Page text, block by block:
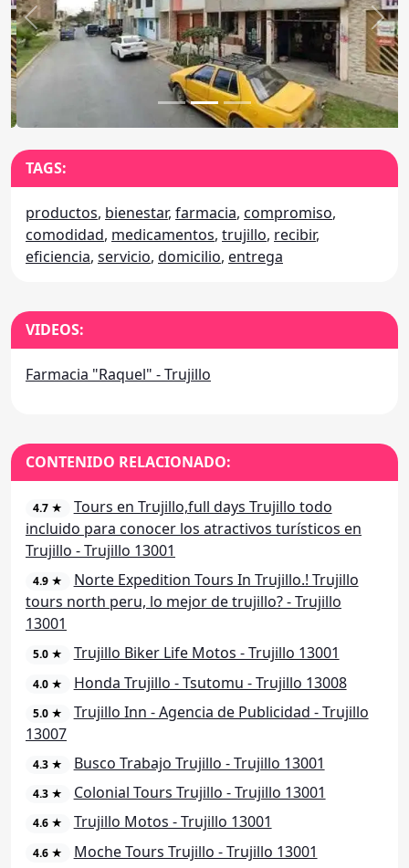
Anterior
TAGS:
productos, bienestar, farmacia, compromiso,
comodidad, medicamentos, trujillo, recibir,
eficiencia, servicio, domicilio, entrega
VIDEOS:
Farmacia "Raquel" - Trujillo
CONTENIDO RELACIONADO:
4.7 ★
Tours en Trujillo,full days Trujillo todo
incluido para conocer los atractivos turísticos en
Trujillo - Trujillo 13001
4.9 ★
Norte Expedition Tours In Trujillo.! Trujillo
tours north peru, lo mejor de trujillo? - Trujillo
13001
5.0 ★ Trujillo Biker Life Motos - Trujillo 13001
4.0 ★ Honda Trujillo - Tsutomu - Trujillo 13008
5.0 ★
Trujillo Inn - Agencia de Publicidad - Trujillo
13007
4.3 ★ Busco Trabajo Trujillo - Trujillo 13001
4.3 ★ Colonial Tours Trujillo - Trujillo 13001
4.6 ★ Trujillo Motos - Trujillo 13001
4.6 ★ Moche Tours Trujillo - Trujillo 13001